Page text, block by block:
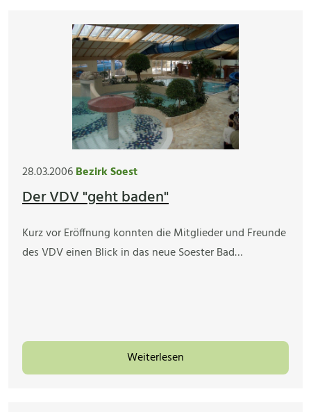
28.03.2006Bezirk Soest
Der VDV "geht baden"
Kurz vor Eröffnung konnten die Mitglieder und Freunde
des VDV einen Blick in das neue Soester Bad…
Weiterlesen